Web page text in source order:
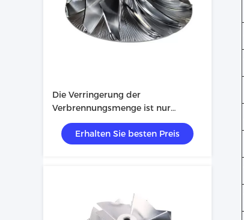
Die Verringerung der
Verbrennungsmenge ist nur
möglich, wenn die
Verbrennungsmenge nicht
überschritten ist.
Erhalten Sie besten Preis